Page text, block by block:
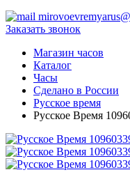
Заказать звонок
Магазин часов
Каталог
Часы
Сделано в России
Русское время
Русское Время